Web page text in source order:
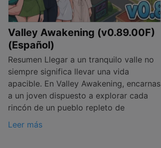
Valley Awakening (v0.89.00F)
(Español)
Resumen Llegar a un tranquilo valle no
siempre significa llevar una vida
apacible. En Valley Awakening, encarnas
a un joven dispuesto a explorar cada
rincón de un pueblo repleto de
Leer más